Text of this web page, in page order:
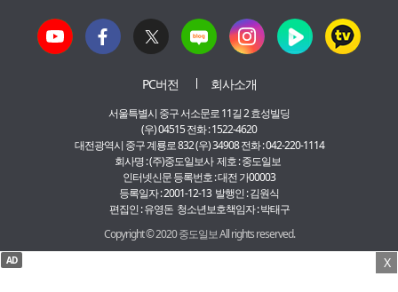
PC버전 회사소개
서울특별시 중구 서소문로 11길 2 효성빌딩
(우) 04515 전화 : 1522-4620
대전광역시 중구 계룡로 832 (우) 34908 전화 : 042-220-1114
회사명 : (주)중도일보사 제호 : 중도일보
인터넷신문 등록번호 : 대전 가00003
등록일자 : 2001-12-13 발행인 : 김원식
편집인 : 유영돈 청소년보호책임자 : 박태구
Copyright © 2020 중도일보 All rights reserved.
X
AD